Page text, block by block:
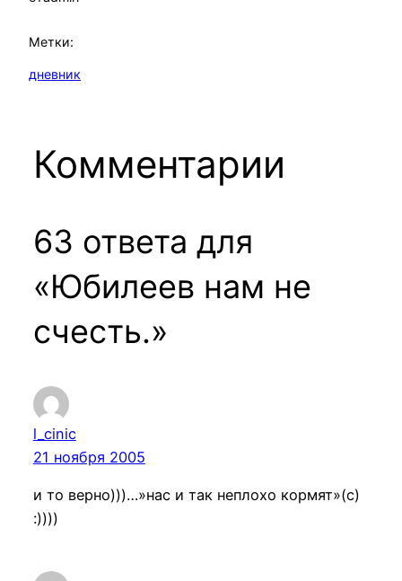
Метки:
дневник
Комментарии
63 ответа для
«Юбилеев нам не
счесть.»
l_cinic
21 ноября 2005
и то верно)))…»нас и так неплохо кормят»(с)
:))))